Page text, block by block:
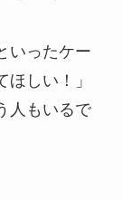
いったケー
しい！」
人もいるで